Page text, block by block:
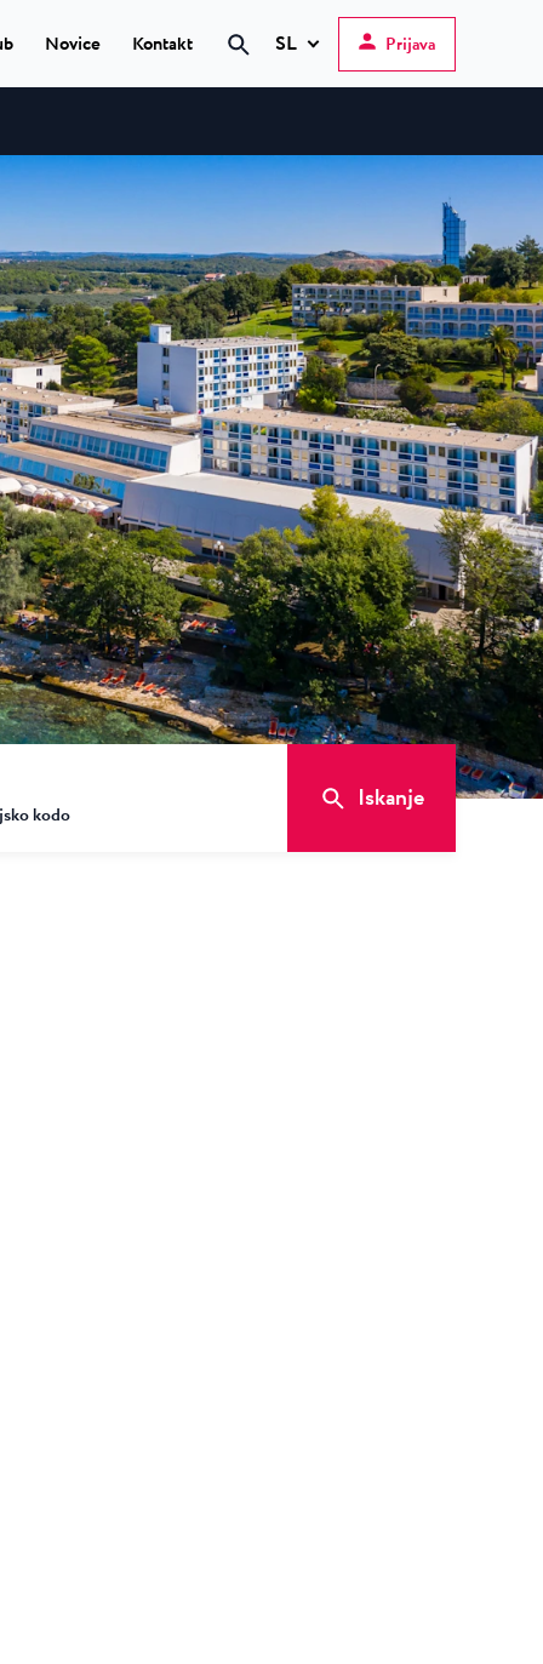
Plava Laguna
v Poreču
Novice Kontakt SL
English
Slovenščina
Prijava
Iskanje